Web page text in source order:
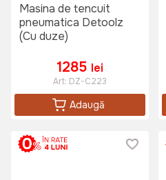
Masina de tencuit
pneumatica Detoolz
(Cu duze)
1285 lei
Art: DZ-C223
Adaugă